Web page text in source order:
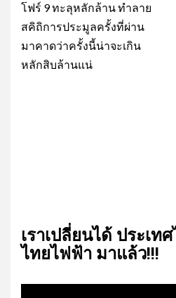
โฟร์ 9 ทะลุหลักล้าน ทำลาย
สคิถิการประมูลครั้งที่ผ่าน
มาคาดว่าครั้งนี้น่าจะเกิน
หลักสิบล้านแน่
เรา​เปลี่ยน​ได้​ ประเท
ไทย​ไฟฟ้า​ มาแล้ว!!!